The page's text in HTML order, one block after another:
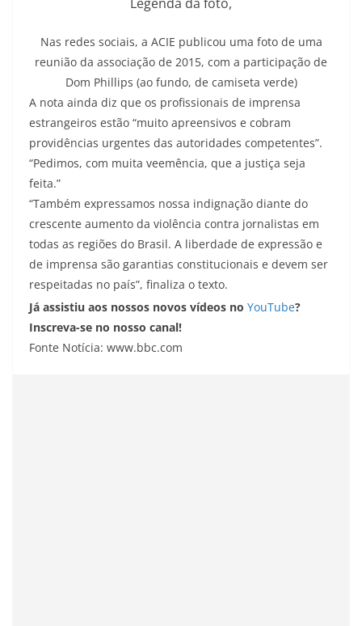
Nas redes sociais, a ACIE publicou uma foto de uma
reunião da associação de 2015, com a participação de
Dom Phillips (ao fundo, de camiseta verde)
A nota ainda diz que os profissionais de imprensa
estrangeiros estão “muito apreensivos e cobram
providências urgentes das autoridades competentes”.
“Pedimos, com muita veemência, que a justiça seja
feita.”
“Também expressamos nossa indignação diante do
crescente aumento da violência contra jornalistas em
todas as regiões do Brasil. A liberdade de expressão e
de imprensa são garantias constitucionais e devem ser
respeitadas no país”, finaliza o texto.
Já assistiu aos nossos novos vídeos no YouTube?
Inscreva-se no nosso canal!
Fonte Notícia: www.bbc.com